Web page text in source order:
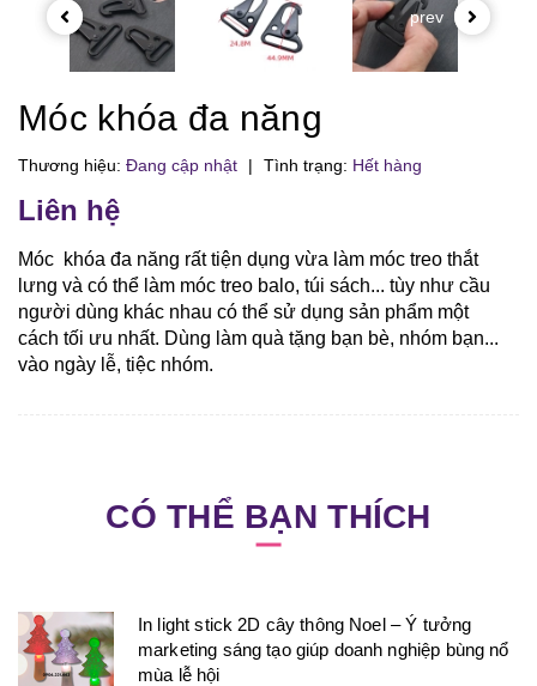
prev
Móc khóa đa năng
Thương hiệu: Đang cập nhật | Tình trạng: Hết hàng
Liên hệ
Móc khóa đa năng rất tiện dụng vừa làm móc treo thắt
lưng và có thể làm móc treo balo, túi sách... tùy như cầu
người dùng khác nhau có thể sử dụng sản phẩm một
cách tối ưu nhất. Dùng làm quà tặng bạn bè, nhóm bạn...
vào ngày lễ, tiệc nhóm.
CÓ THỂ BẠN THÍCH
In light stick 2D cây thông Noel – Ý tưởng
marketing sáng tạo giúp doanh nghiệp bùng nổ
mùa lễ hội